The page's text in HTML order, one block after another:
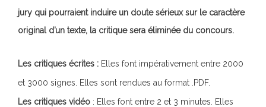
jury qui pourraient induire un doute sérieux sur le caractère
original d’un texte, la critique sera éliminée du concours.
Les critiques écrites : Elles font impérativement entre 2000
et 3000 signes. Elles sont rendues au format .PDF.
Les critiques vidéo : Elles font entre 2 et 3 minutes. Elles